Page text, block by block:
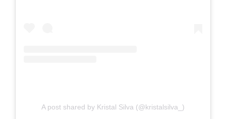
A post shared by Kristal Silva (@kristalsilva_)